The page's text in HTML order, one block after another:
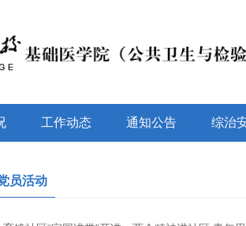
工作动态 通知公告 综治
员活动